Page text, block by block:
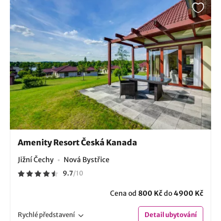
Amenity Resort Česká Kanada
Jižní Čechy Nová Bystřice
9.7/10
Cena od 800 Kčdo4900 Kč
Rychlépředstavení Detailubytování